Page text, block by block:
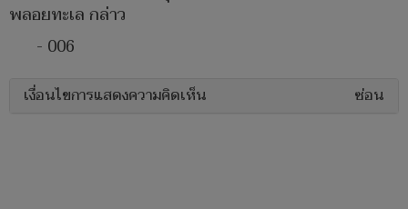
พลอยทะเล กล่าว
- 006
เงื่อนไขการแสดงความคิดเห็น ซ่อน